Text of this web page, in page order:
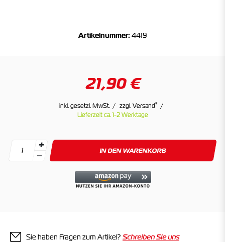
Artikelnummer: 4419
21,90 €
inkl. gesetzl. MwSt. zzgl. Versand*
Lieferzeit ca. 1-2 Werktage
IN DEN WARENKORB
Sie haben Fragen zum Artikel? Schreiben Sie uns